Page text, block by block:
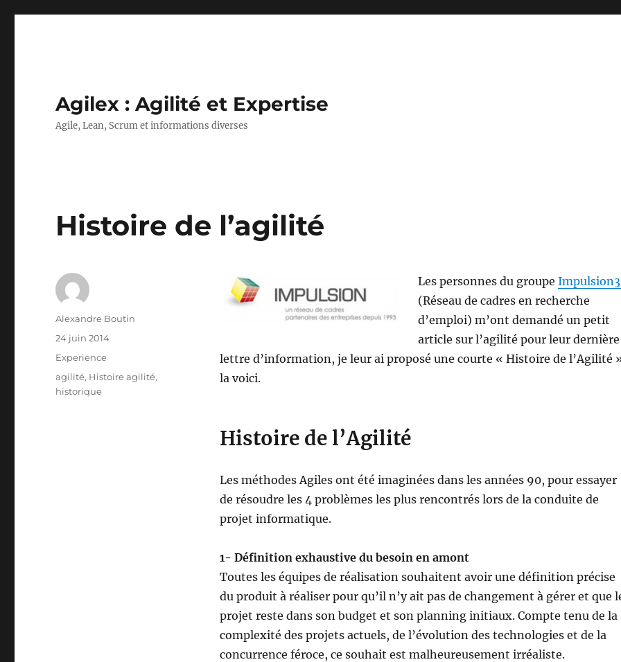
Agilex : Agilité et Expertise
Agile, Lean, Scrum et informations diverses
Histoire de l’agilité
Les personnes du groupe
(Réseau de cadres en recherche
d’emploi) m’ont demandé un petit
article sur l’agilité pour leur dernière
lettre d’information, je leur ai proposé une courte « Histoire de l’Agilité
la voici.
Histoire de l’Agilité
Les méthodes Agiles ont été imaginées dans les années 90, pour essayer
de résoudre les 4 problèmes les plus rencontrés lors de la conduite de
projet informatique.
1- Définition exhaustive du besoin en amont
Toutes les équipes de réalisation souhaitent avoir une définition précise
du produit à réaliser pour qu’il n’y ait pas de changement à gérer et que
projet reste dans son budget et son planning initiaux. Compte tenu de la
complexité des projets actuels, de l’évolution des technologies et de la
concurrence féroce, ce souhait est malheureusement irréaliste.
Auteur
Alexandre Boutin
Publié
24 juin 2014
Catégories
Experience
Étiquettes
agilité, Histoire agilité,
historique